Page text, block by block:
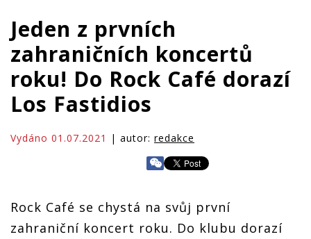
Jeden z prvních
zahraničních koncertů
roku! Do Rock Café dorazí
Los Fastidios
Vydáno 01.07.2021 | autor: redakce
Rock Café se chystá na svůj první
zahraniční koncert roku. Do klubu dorazí